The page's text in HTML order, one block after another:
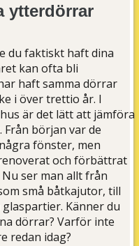
ytterdörrar
du faktiskt haft dina
kan ofta bli
haft samma dörrar
i över trettio år. I
är det lätt att jämföra
början var de
fönster, men
och förbättrat
ser man allt från
små båtkajutor, till
Känner du
dörrar? Varför inte
redan idag?